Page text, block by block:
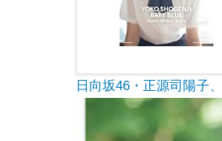
日向坂46・正源司陽子